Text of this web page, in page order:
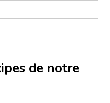
de notre